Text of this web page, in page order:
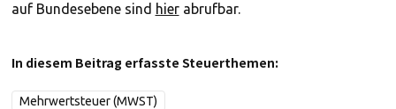
auf Bundesebene sind hierabrufbar.
In diesem Beitrag erfasste Steuerthemen:
Mehrwertsteuer (MWST)